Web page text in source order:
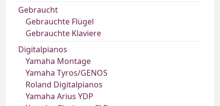
Gebraucht
Gebrauchte Flügel
Gebrauchte Klaviere
Digitalpianos
Yamaha Montage
Yamaha Tyros/GENOS
Roland Digitalpianos
Yamaha Arius YDP